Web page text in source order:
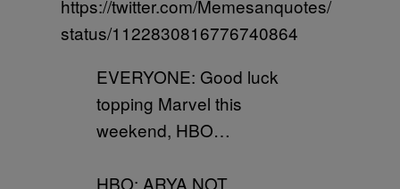
https://twitter.com/Memesanquotes/
status/1122830816776740864
EVERYONE: Good luck
topping Marvel this
weekend, HBO…
HBO: ARYA NOT